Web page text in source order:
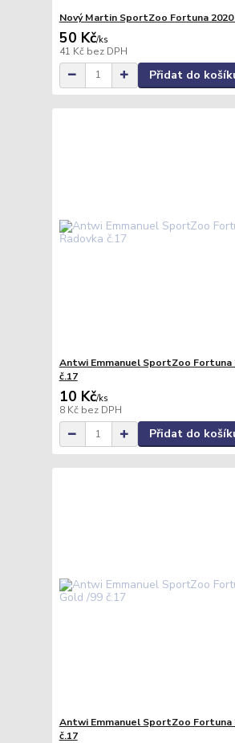
Nový Martin SportZoo Fortuna 2020
50 Kč/ks
41 Kč bez DPH
Přidat do
Antwi Emmanuel SportZoo Fortuna
č.17
10 Kč/ks
8 Kč bez DPH
Přidat do
Antwi Emmanuel SportZoo Fortuna
č.17